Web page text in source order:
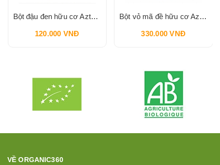
Bột đậu đen hữu cơ Aztec Organics 200g
120.000 VNĐ
Bột vỏ mã đề hữu cơ Aztec Organics 150g
330.000 VNĐ
VỀ ORGANIC360